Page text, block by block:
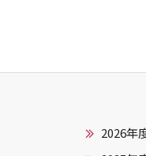
2026年